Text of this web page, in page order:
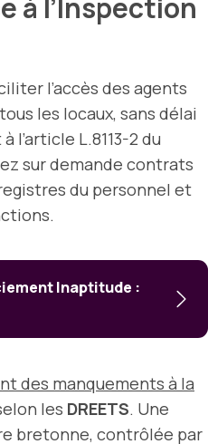
l’accès des agents
les locaux, sans délai
l’article L.8113-2 du
sur demande contrats
du personnel et
Inaptitude :
des manquements à la
les DREETS. Une
bretonne, contrôlée par